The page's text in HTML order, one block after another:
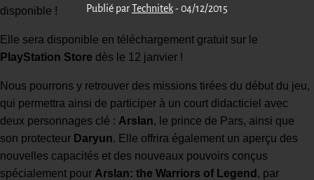
Publié par Technitek- 04/12/2015
disponible !
Elle sera disponible en téléchargement gratuit sur le
PlayStation Store dès le 12 janvier !
Nous pourrons y retrouver des missions tirées du début du jeu,
qui permettra ainsi de participer à un court didacticiel avec
deux personnages clé : Arslan, le prince de Pars, ainsi que
son protecteur Daryun. Elle offrira également un aperçu des
nouvelles capacités et des nouveaux pouvoirs conçus
spécialement pour Arslan: the Warriors of Legend , par